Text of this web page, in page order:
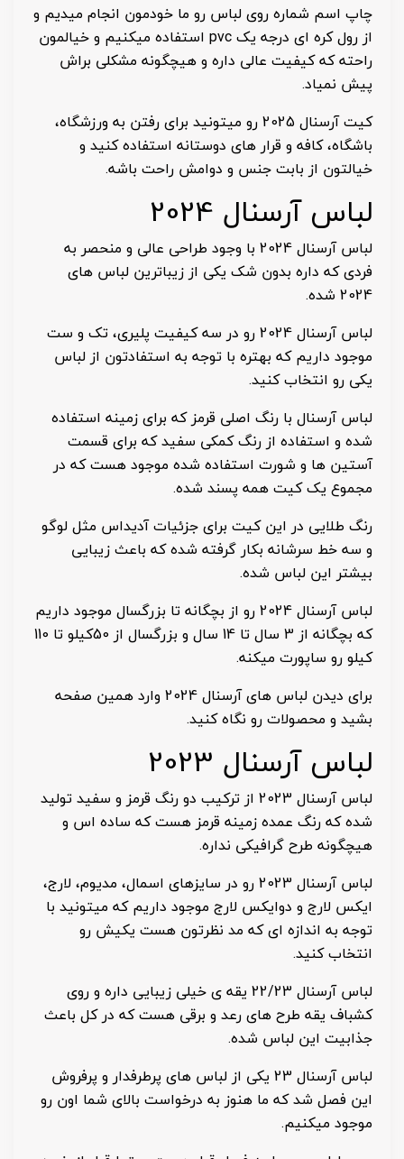
چاپ اسم شماره روی لباس رو ما خودمون انجام میدیم و
از رول کره ای درجه یک pvc استفاده میکنیم و خیالمون
راحته که کیفیت عالی داره و هیچگونه مشکلی براش
پیش نمیاد.
کیت آرسنال 2025 رو میتونید برای رفتن به ورزشگاه،
باشگاه، کافه و قرار های دوستانه استفاده کنید و
خیالتون از بابت جنس و دوامش راحت باشه.
لباس آرسنال 2024
لباس آرسنال 2024 با وجود طراحی عالی و منحصر به
فردی که داره بدون شک یکی از زیباترین لباس های
2024 شده.
لباس آرسنال 2024 رو در سه کیفیت پلیری، تک و ست
موجود داریم که بهتره با توجه به استفادتون از لباس
یکی رو انتخاب کنید.
لباس آرسنال با رنگ اصلی قرمز که برای زمینه استفاده
شده و استفاده از رنگ کمکی سفید که برای قسمت
آستین ها و شورت استفاده شده موجود هست که در
مجموع یک کیت همه پسند شده.
رنگ طلایی در این کیت برای جزئیات آدیداس مثل لوگو
و سه خط سرشانه بکار گرفته شده که باعث زیبایی
بیشتر این لباس شده.
لباس آرسنال 2024 رو از بچگانه تا بزرگسال موجود داریم
که بچگانه از 3 سال تا 14 سال و بزرگسال از 50کیلو تا 110
کیلو رو ساپورت میکنه.
برای دیدن لباس های آرسنال 2024 وارد همین صفحه
بشید و محصولات رو نگاه کنید.
لباس آرسنال 2023
لباس آرسنال 2023 از ترکیب دو رنگ قرمز و سفید تولید
شده که رنگ عمده زمینه قرمز هست که ساده اس و
هیچگونه طرح گرافیکی نداره.
لباس آرسنال 2023 رو در سایزهای اسمال، مدیوم، لارج،
ایکس لارج و دوایکس لارج موجود داریم که میتونید با
توجه به اندازه ای که مد نظرتون هست یکیش رو
انتخاب کنید.
لباس آرسنال 22/23 یقه ی خیلی زیبایی داره و روی
کشباف یقه طرح های رعد و برقی هست که در کل باعث
جذابیت این لباس شده.
لباس آرسنال 23 یکی از لباس های پرطرفدار و پرفروش
این فصل شد که ما هنوز به درخواست بالای شما اون رو
موجود میکنیم.